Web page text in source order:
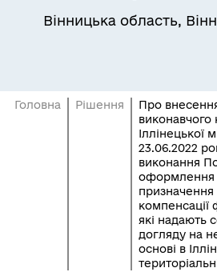
Вінницька область,
Головна Рішення
Про
виконавчого
Іллінецької
23.06.2022
виконання
оформлення
призначення
компенсації
які надають
догляду на
основі в